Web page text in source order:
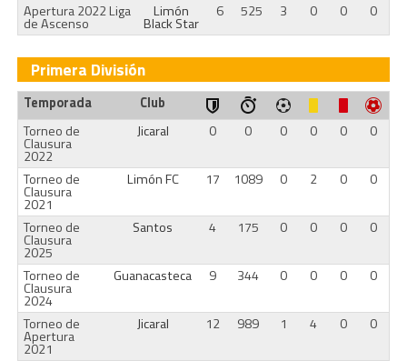
Apertura 2022 Liga
de Ascenso
Limón
Black Star
6 525 3 0 0 0
Primera División
Temporada
Club
Torneo de
Clausura
2022
Jicaral 0 0 0 0 0 0
Torneo de
Clausura
2021
Limón FC 17 1089 0 2 0 0
Torneo de
Clausura
2025
Santos 4 175 0 0 0 0
Torneo de
Clausura
2024
Guanacasteca 9 344 0 0 0 0
Torneo de
Apertura
2021
Jicaral 12 989 1 4 0 0